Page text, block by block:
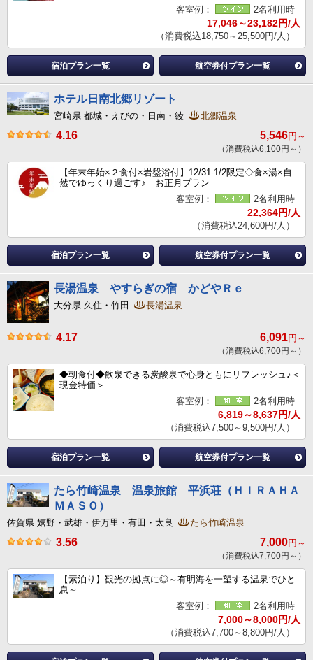
客室例：
2名利用時
17,046～23,182円/人
（消費税込18,750～25,500円/人）
宿泊プラン一覧 航空券付プラン一覧
ホテル日南北郷リゾート
宮崎県 都城・えびの・日南・綾 北郷温泉
4.16 5,546円～
（消費税込6,100円～）
【年末年始×２食付×岩盤浴付】12/31-1/2限定◇食×湯×自
然でゆっくり過ごす♪ お正月プラン
客室例：
2名利用時
22,364円/人
（消費税込24,600円/人）
宿泊プラン一覧 航空券付プラン一覧
長湯温泉 やすらぎの宿 かどやＲｅ
大分県 久住・竹田 長湯温泉
4.17 6,091円～
（消費税込6,700円～）
◆朝食付◆飲泉できる炭酸泉で心身ともにリフレッシュ♪＜
現金特価＞
客室例：
2名利用時
6,819～8,637円/人
（消費税込7,500～9,500円/人）
宿泊プラン一覧 航空券付プラン一覧
たら竹崎温泉 温泉旅館 平浜荘（ＨＩＲＡＨＡ
ＭＡＳＯ）
佐賀県 嬉野・武雄・伊万里・有田・太良 たら竹崎温泉
3.56 7,000円～
（消費税込7,700円～）
【素泊り】観光の拠点に◎～有明海を一望する温泉でひと
息～
客室例：
2名利用時
7,000～8,000円/人
（消費税込7,700～8,800円/人）